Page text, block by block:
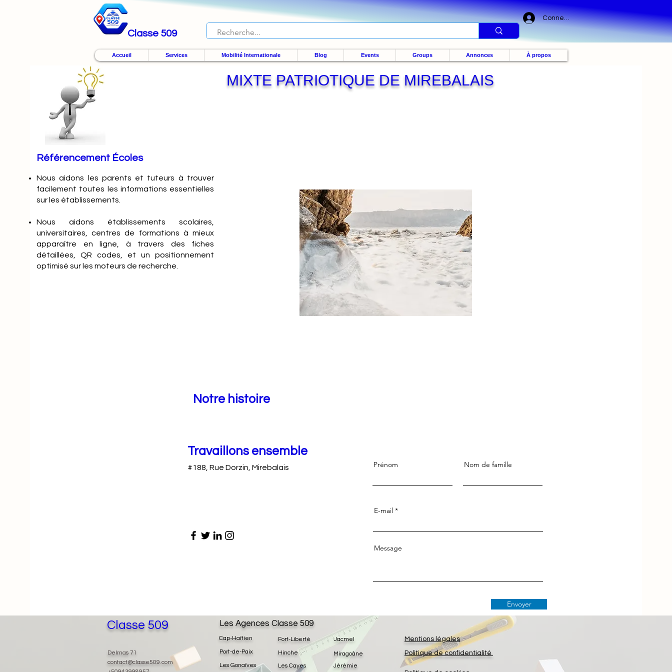
Classe 509
Connexion
Accueil Services Mobilité Internationale Blog Events Groups Annonces À propos
Référencement Écoles
Nousaidons les parents et tuteurs à trouver
facilement toutes les informations essentielles
sur les établissements.
Nous aidons établissements scolaires,
universitaires, centres de formations à mieux
apparaître en ligne, à travers des fiches
détaillées, QR codes, et un positionnement
optimisé sur les moteurs de recherche.
MIXTE PATRIOTIQUE DE MIREBALAIS
Notre histoire
Travaillons ensemble
#188, Rue Dorzin, Mirebalais Prénom Nom de famille
E-mail
Message
Envoyer
Classe 509
Delmas 71
contact@classe509.com
Fort-Liberté
Hinche
Les Cayes
Jacmel
Jérémie
Miragoâne
Les Agences Classe 509
Cap-Haïtien
Port-de-Paix
Les Gonaïves
Mentions légales
Politique de confidentialité